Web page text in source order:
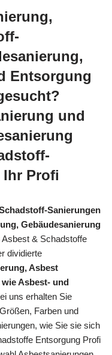
Entsorgung
und
Profi
Sanierungen
Gebäudesanierung
& Schadstoffe
dividierte
Asbest
Asbest- und
uns erhalten Sie
Farben und
wie Sie sie sich
Entsorgung Profi